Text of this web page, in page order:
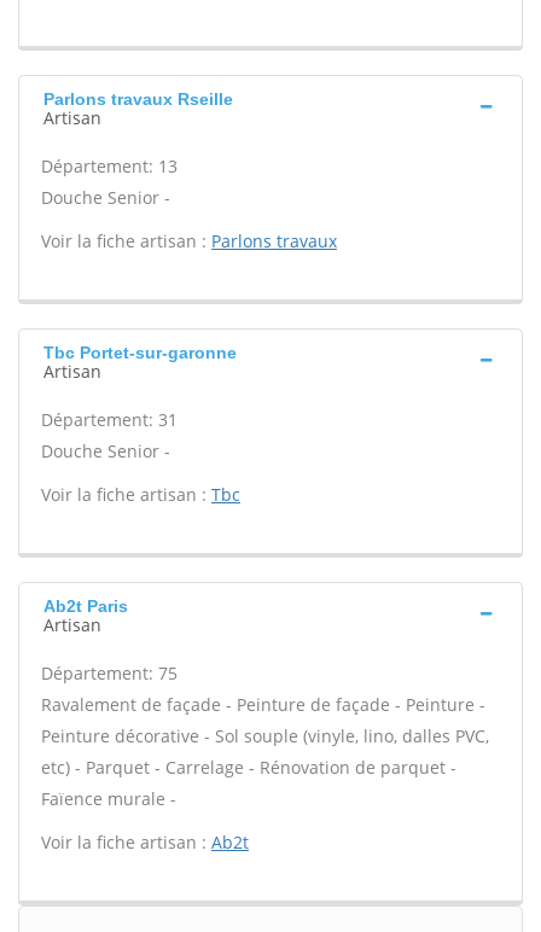
Parlons travaux Rseille
Artisan
Département: 13
Douche Senior -
Voir la fiche artisan : Parlons travaux
Tbc Portet-sur-garonne
Artisan
Département: 31
Douche Senior -
Voir la fiche artisan : Tbc
Ab2t Paris
Artisan
Département: 75
Ravalement de façade - Peinture de façade - Peinture -
Peinture décorative - Sol souple (vinyle, lino, dalles PVC,
etc) - Parquet - Carrelage - Rénovation de parquet -
Faïence murale -
Voir la fiche artisan : Ab2t